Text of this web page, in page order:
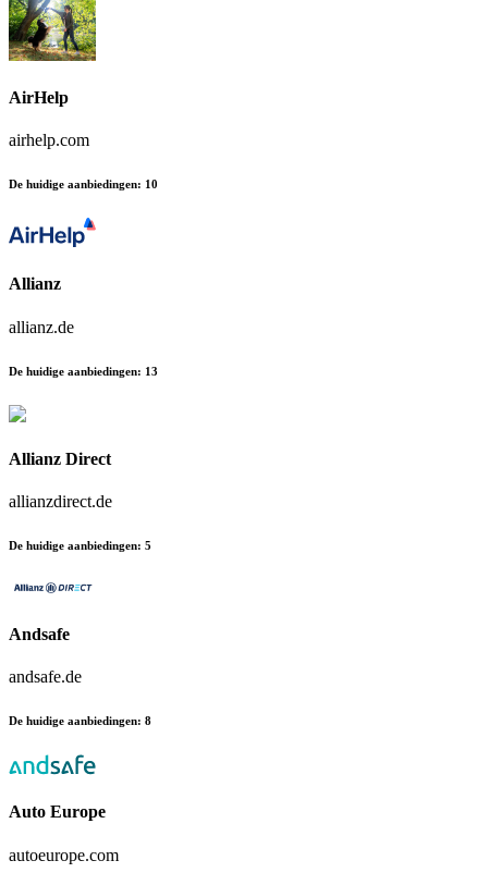
AirHelp
airhelp.com
De huidige aanbiedingen: 10
Allianz
allianz.de
De huidige aanbiedingen: 13
Allianz Direct
allianzdirect.de
De huidige aanbiedingen: 5
Andsafe
andsafe.de
De huidige aanbiedingen: 8
Auto Europe
autoeurope.com